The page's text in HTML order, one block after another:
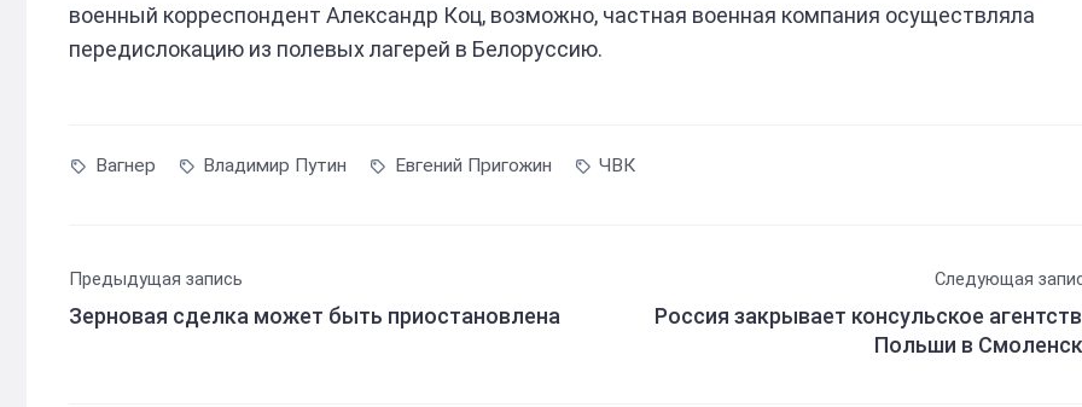
военный корреспондент Александр Коц, возможно, частная военная компания осуществляла
передислокацию из полевых лагерей в Белоруссию.
Вагнер Владимир Путин Евгений Пригожин ЧВК
Предыдущая запись
Зерновая сделка может быть приостановлена
Следующая
Россия закрывает консульское
Польши в